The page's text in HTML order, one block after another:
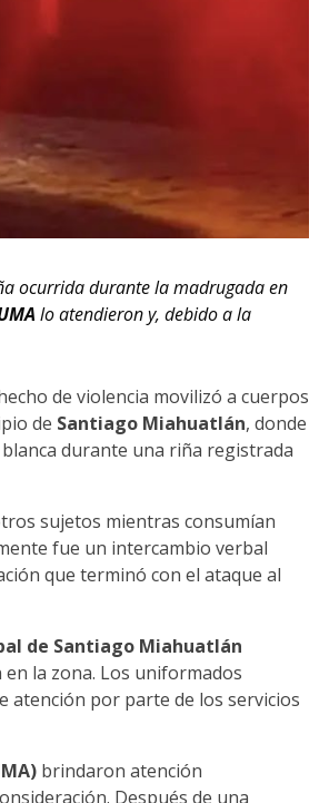
ocurrida durante la madrugada en
lo atendieron y, debido a la
de violencia movilizó a cuerpos
de Santiago Miahuatlán, donde
durante una riña registrada
sujetos mientras consumían
fue un intercambio verbal
que terminó con el ataque al
de Santiago Miahuatlán
la zona. Los uniformados
atención por parte de los servicios
brindaron atención
Después de una